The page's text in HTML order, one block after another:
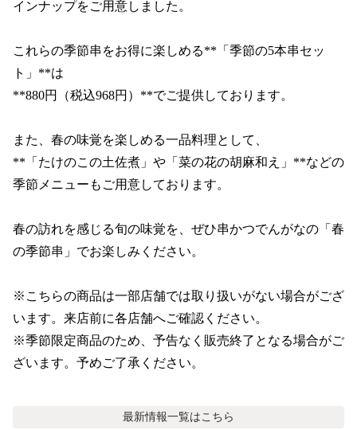
インナップをご用意しました。
これらの季節串をお得に楽しめる**「季節の5本串セッ
ト」**は
**880円（税込968円）**でご提供しております。
また、春の味覚を楽しめる一品料理として、
**「たけのこの土佐煮」や「菜の花の胡麻和え」**などの
季節メニューもご用意しております。
春の訪れを感じる旬の味覚を、ぜひ串かつでんがなの「春
の季節串」でお楽しみください。
※こちらの商品は一部店舗では取り扱いがない場合がござ
います。来店前に各店舗へご確認ください。
※季節限定商品のため、予告なく販売終了となる場合がご
ざいます。予めご了承ください。
最新情報一覧はこちら